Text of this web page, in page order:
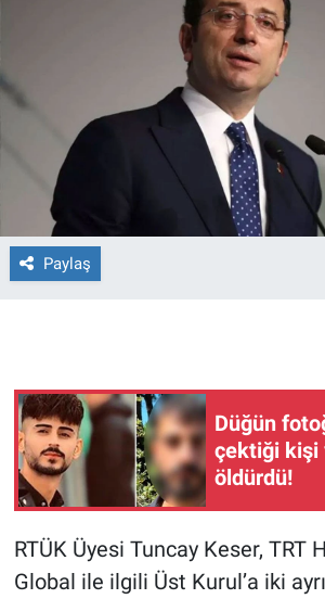
Paylaş
Düğün
çektiği kişi
öldürdü!
RTÜK Üyesi Tuncay Keser, TRT
Global ile ilgili Üst Kurul’a iki
Forum
Gerçeğin İzinde
Gün Bitiyor
Gündem Özel
Günün görüntüsü
Haber
İlan